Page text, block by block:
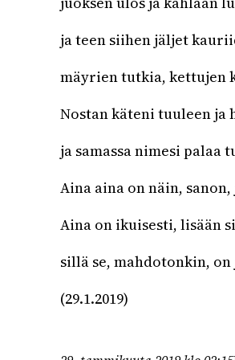
ja teen siihen jäljet
mäyrien tutkia, kettujen
Nostan käteni tuuleen ja
ja samassa nimesi palaa
Aina aina on näin,
Aina on ikuisesti, lisään
sillä se, mahdotonkin,
(29.1.2019)